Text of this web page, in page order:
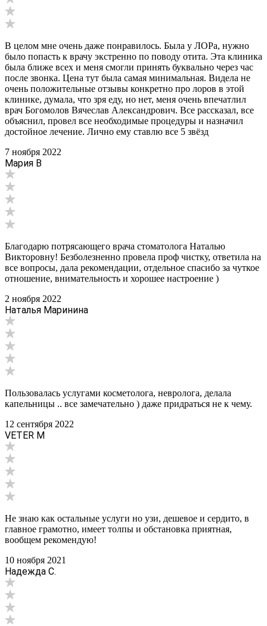
В целом мне очень даже понравилось. Была у ЛОРа, нужно
было попасть к врачу экстренно по поводу отита. Эта клиника
была ближе всех и меня смогли принять буквально через час
после звонка. Цена тут была самая минимальная. Видела не
очень положительные отзывы конкретно про лоров в этой
клинике, думала, что зря еду, но нет, меня очень впечатлил
врач Богомолов Вячеслав Александрович. Все рассказал, все
объяснил, провел все необходимые процедуры и назначил
достойное лечение. Лично ему ставлю все 5 звёзд
7 ноября 2022
Мария В
Благодарю потрясающего врача стоматолога Наталью
Викторовну! Безболезненно провела проф чистку, ответила на
все вопросы, дала рекомендации, отдельное спасибо за чуткое
отношение, внимательность и хорошее настроение )
2 ноября 2022
Наталья Маринина
Пользовалась услугами косметолога, невролога, делала
капельницы .. все замечательно ) даже придраться не к чему.
12 сентября 2022
VETER М
Не знаю как остальные услуги но узи, дешевое и сердито, в
главное грамотно, имеет толпы и обстановка приятная,
вообщем рекомендую!
10 ноября 2021
Надежда С.